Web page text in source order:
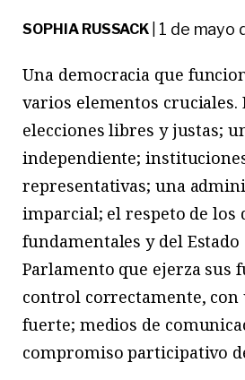
SOPHIA RUSSACK 1 de mayo
Una democracia que
varios elementos cruciales.
elecciones libres y justas;
independiente;
representativas; una
imparcial; el respeto de los
fundamentales y del
Parlamento que ejerza sus
control correctamente, con
fuerte; medios de
compromiso participativo